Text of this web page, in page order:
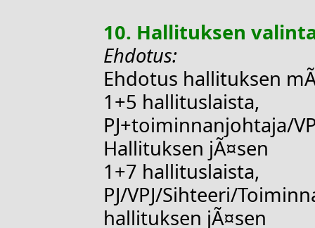
10. Hallituksen
Ehdotus:
Ehdotus hallituksen
1+5 hallituslaista,
PJ+toiminnanjohtaja/
Hallituksen jÃ¤sen
1+7 hallituslaista,
PJ/VPJ/Sihteeri/
hallituksen jÃ¤sen